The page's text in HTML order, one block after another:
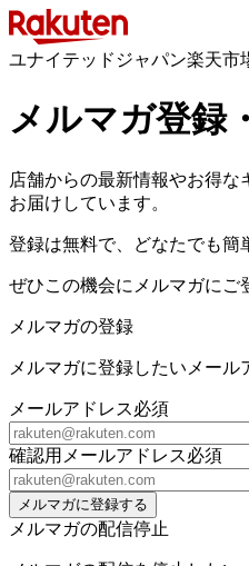
ユナイテッドジャパン楽天市
メルマガ登録
店舗からの最新情報やお得な
お届けしています。
登録は無料で、どなたでも簡
ぜひこの機会にメルマガにご
メルマガの登録
メルマガに登録したいメール
メールアドレス必須
確認用メールアドレス必須
メルマガに登録する
メルマガの配信停止